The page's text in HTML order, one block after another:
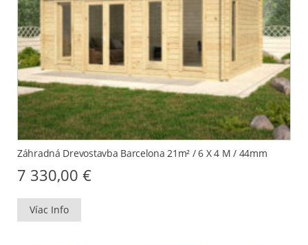
Záhradná Drevostavba Barcelona 21m² / 6 X 4 M / 44mm
7 330,00 €
Víac Info